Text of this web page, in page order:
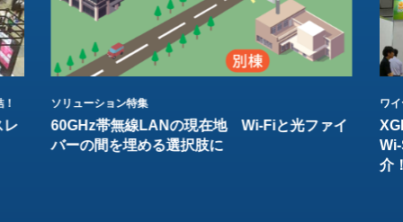
レ
ソリューション特集
60GHz帯無線LANの現在地 Wi-Fiと光ファイ
バーの間を埋める選択肢に
ワ
介